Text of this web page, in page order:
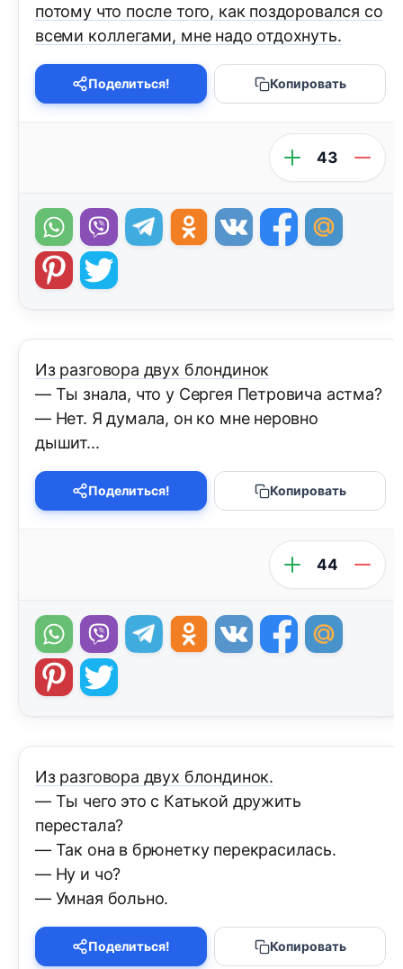
потому что после того, как поздоровался со
всеми коллегами, мне надо отдохнуть.
Поделиться! Копировать
43
Из разговора двух блондинок
— Ты знала, что у Сергея Петровича астма?
— Нет. Я думала, он ко мне неровно
дышит...
Поделиться! Копировать
44
Из разговора двух блондинок.
— Ты чего это с Катькой дружить
перестала?
— Так она в брюнетку перекрасилась.
— Ну и чо?
— Умная больно.
Поделиться! Копировать